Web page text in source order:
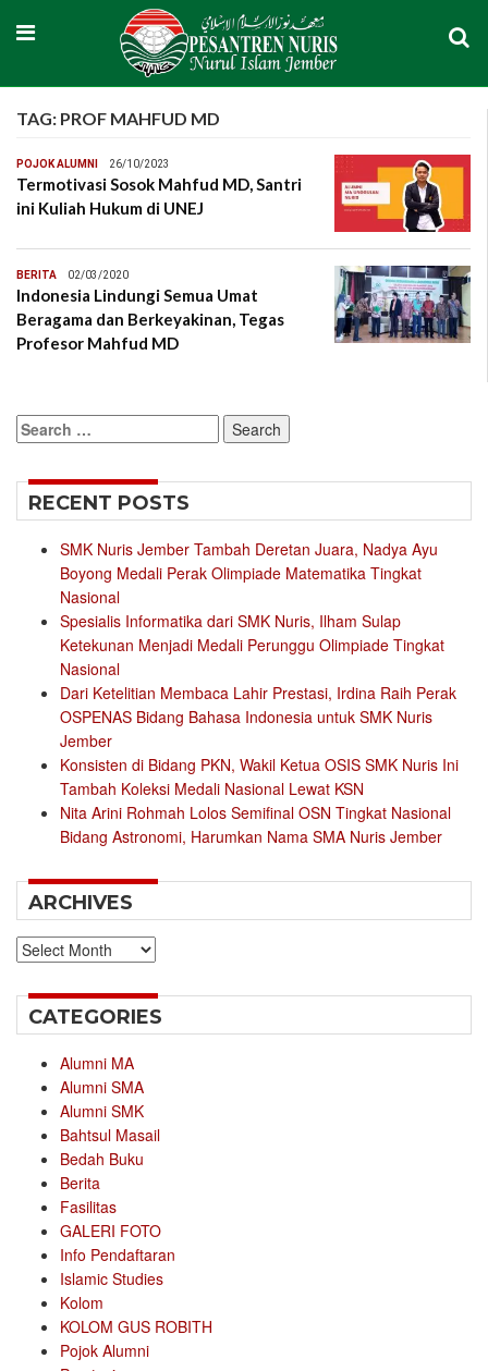
TAG: PROF MAHFUD MD
POJOK ALUMNI 26/10/2023
Termotivasi Sosok Mahfud MD, Santri
ini Kuliah Hukum di UNEJ
BERITA 02/03/2020
Indonesia Lindungi Semua Umat
Beragama dan Berkeyakinan, Tegas
Profesor Mahfud MD
Search
for:
RECENT POSTS
SMK Nuris Jember Tambah Deretan Juara, Nadya Ayu
Boyong Medali Perak Olimpiade Matematika Tingkat
Nasional
Spesialis Informatika dari SMK Nuris, Ilham Sulap
Ketekunan Menjadi Medali Perunggu Olimpiade Tingkat
Nasional
Dari Ketelitian Membaca Lahir Prestasi, Irdina Raih Perak
OSPENAS Bidang Bahasa Indonesia untuk SMK Nuris
Jember
Konsisten di Bidang PKN, Wakil Ketua OSIS SMK Nuris Ini
Tambah Koleksi Medali Nasional Lewat KSN
Nita Arini Rohmah Lolos Semifinal OSN Tingkat Nasional
Bidang Astronomi, Harumkan Nama SMA Nuris Jember
ARCHIVES
Archives
CATEGORIES
Alumni MA
Alumni SMA
Alumni SMK
Bahtsul Masail
Bedah Buku
Berita
Fasilitas
GALERI FOTO
Info Pendaftaran
Islamic Studies
Kolom
KOLOM GUS ROBITH
Pojok Alumni